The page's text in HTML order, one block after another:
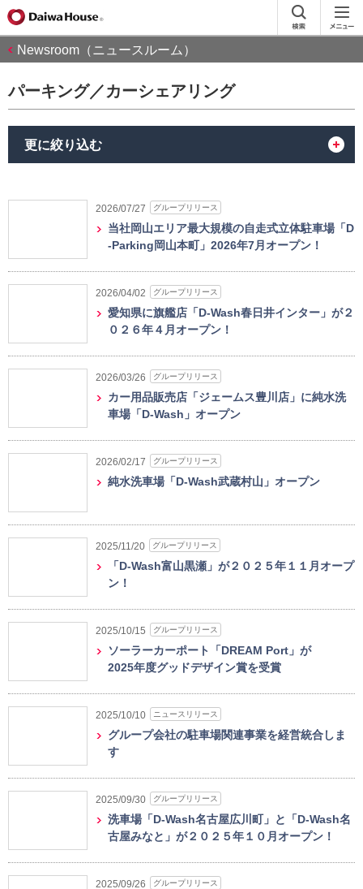
Newsroom（ニュースルーム）
パーキング／カーシェアリング
更に絞り込む
2026/07/27 グループリリース
当社岡山エリア最大規模の自走式立体駐車場「D
-Parking岡山本町」2026年7月オープン！
2026/04/02 グループリリース
愛知県に旗艦店「D-Wash春日井インター」が２
０２６年４月オープン！
2026/03/26 グループリリース
カー用品販売店「ジェームス豊川店」に純水洗
車場「D-Wash」オープン
2026/02/17 グループリリース
純水洗車場「D-Wash武蔵村山」オープン
2025/11/20 グループリリース
「D-Wash富山黒瀬」が２０２５年１１月オープ
ン！
2025/10/15 グループリリース
ソーラーカーポート「DREAM Port」が
2025年度グッドデザイン賞を受賞
2025/10/10 ニュースリリース
グループ会社の駐車場関連事業を経営統合しま
す
2025/09/30 グループリリース
洗車場「D-Wash名古屋広川町」と「D-Wash名
古屋みなと」が２０２５年１０月オープン！
2025/09/26 グループリリース